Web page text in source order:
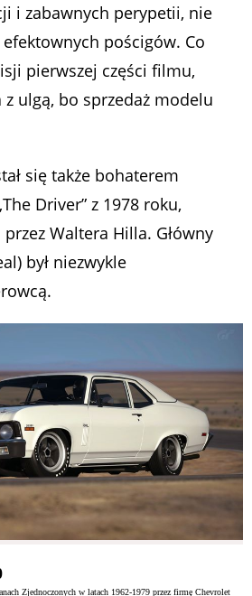
i zabawnych perypetii, nie
pościgów. Co
pierwszej części filmu,
z ulgą, bo sprzedaż modelu
się także bohaterem
Driver” z 1978 roku,
Waltera Hilla. Główny
był niezwykle
Zjednoczonych w latach 1962-1979 przez firmę Chevrolet